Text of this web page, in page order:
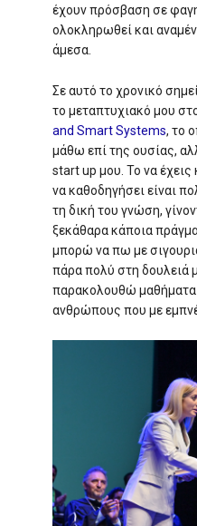
έχουν πρόσβαση σε
ολοκληρωθεί και
άμεσα.
Σε αυτό το χρονικό
το μεταπτυχιακό μου
and Smart Systems, το
μάθω επί της ουσίας,
start up μου. Το να
να καθοδηγήσει είναι
τη δική του γνώση,
ξεκάθαρα κάποια
μπορώ να πω με
πάρα πολύ στη δουλειά
παρακολουθώ
ανθρώπους που με